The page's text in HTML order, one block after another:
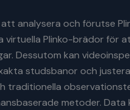
analysera och förutse
virtuella Plinko-brädor för
Dessutom kan
studsbanor och
traditionella
metoder. Data